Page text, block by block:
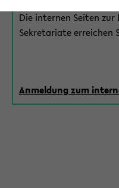
Die internen Seiten zur
Sekretariate erreichen
Anmeldung zum